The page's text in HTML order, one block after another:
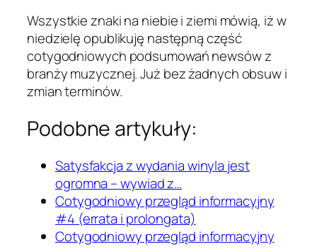
Wszystkie znaki na niebie i ziemi mówią, iż w
niedzielę opublikuję następną część
cotygodniowych podsumowań newsów z
branży muzycznej. Już bez żadnych obsuw i
zmian terminów.
Podobne artykuły:
Satysfakcja z wydania winyla jest
ogromna – wywiad z…
Cotygodniowy przegląd informacyjny
#4 (errata i prolongata)
Cotygodniowy przegląd informacyjny